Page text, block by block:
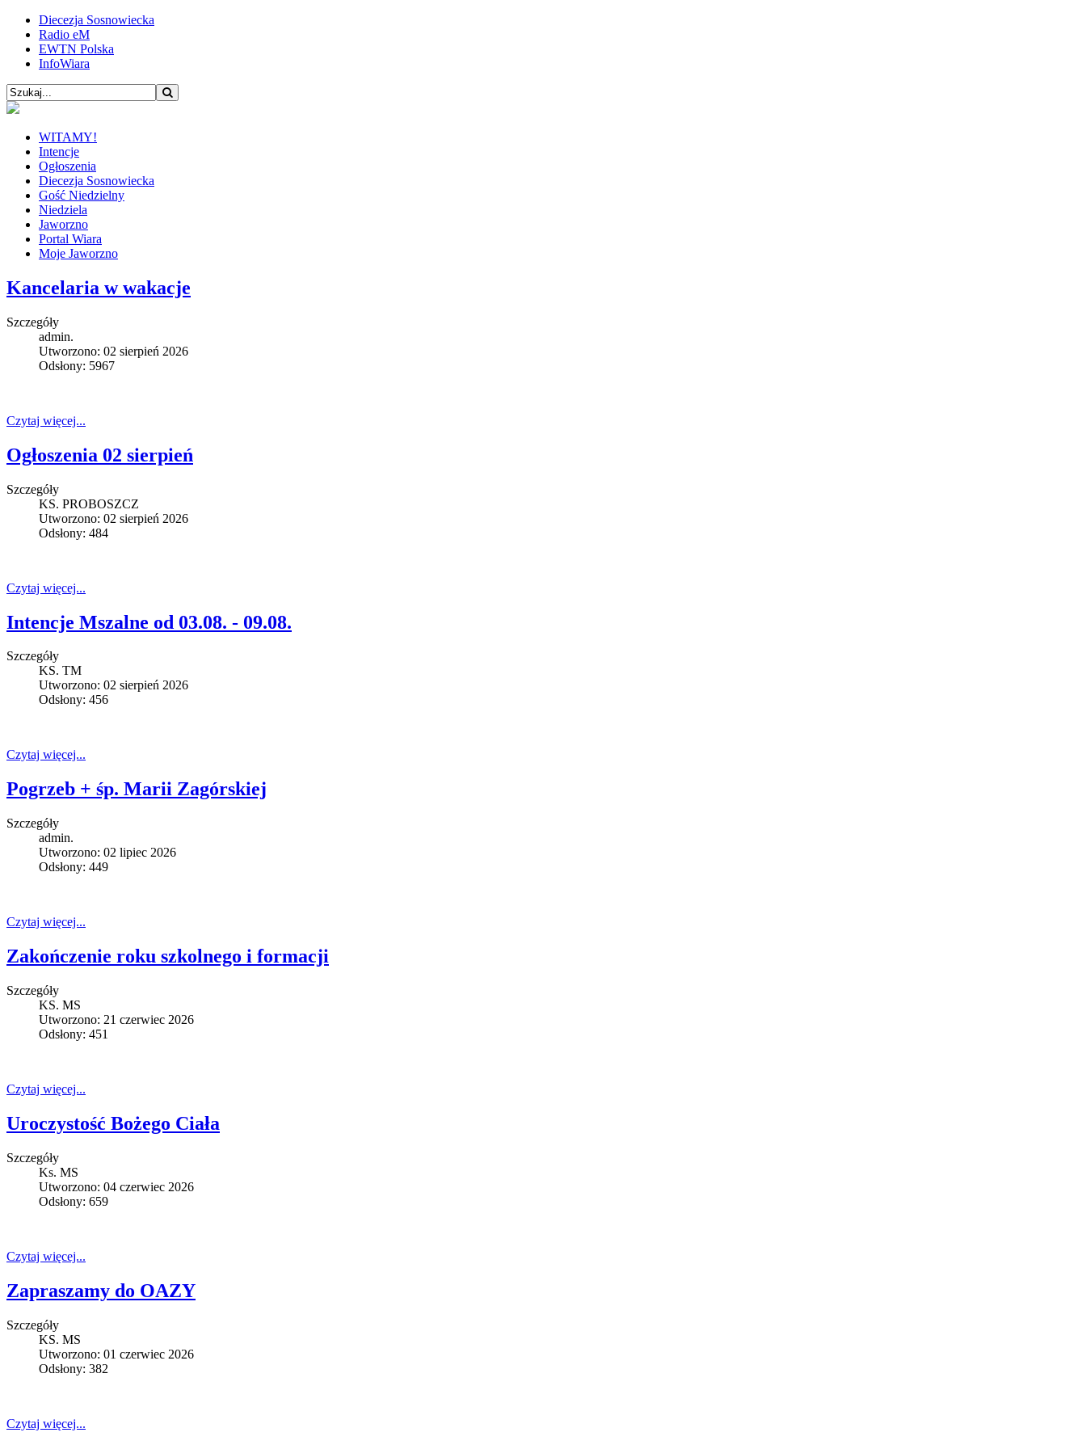
Diecezja Sosnowiecka
Radio eM
EWTN Polska
InfoWiara
WITAMY!
Intencje
Ogłoszenia
Diecezja Sosnowiecka
Gość Niedzielny
Niedziela
Jaworzno
Portal Wiara
Moje Jaworzno
Kancelaria w wakacje
Szczegóły
admin.
Utworzono: 02 sierpień 2026
Odsłony: 5967
Czytaj więcej...
Ogłoszenia 02 sierpień
Szczegóły
KS. PROBOSZCZ
Utworzono: 02 sierpień 2026
Odsłony: 484
Czytaj więcej...
Intencje Mszalne od 03.08. - 09.08.
Szczegóły
KS. TM
Utworzono: 02 sierpień 2026
Odsłony: 456
Czytaj więcej...
Pogrzeb + śp. Marii Zagórskiej
Szczegóły
admin.
Utworzono: 02 lipiec 2026
Odsłony: 449
Czytaj więcej...
Zakończenie roku szkolnego i formacji
Szczegóły
KS. MS
Utworzono: 21 czerwiec 2026
Odsłony: 451
Czytaj więcej...
Uroczystość Bożego Ciała
Szczegóły
Ks. MS
Utworzono: 04 czerwiec 2026
Odsłony: 659
Czytaj więcej...
Zapraszamy do OAZY
Szczegóły
KS. MS
Utworzono: 01 czerwiec 2026
Odsłony: 382
Czytaj więcej...